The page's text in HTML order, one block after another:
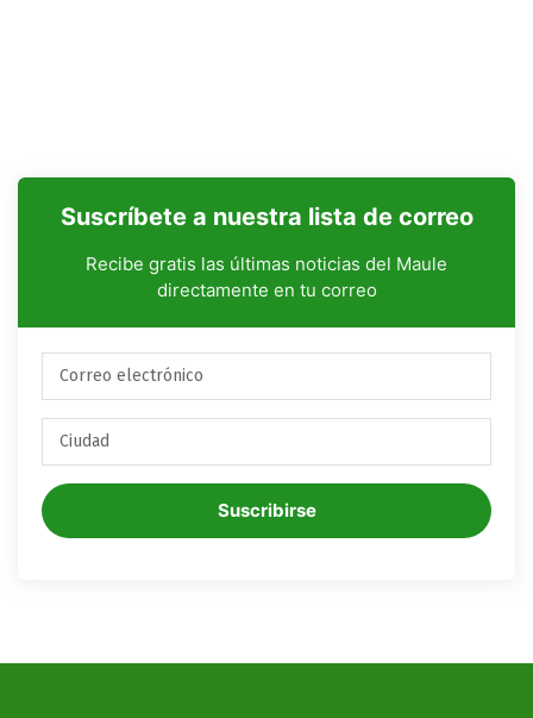
Suscríbete a nuestra lista de correo
Recibe gratis las últimas noticias del Maule
directamente en tu correo
Suscribirse